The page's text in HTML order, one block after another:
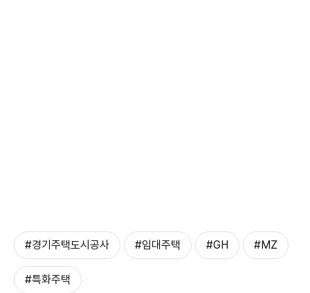
#경기주택도시공사 #임대주택 #GH #MZ
#특화주택